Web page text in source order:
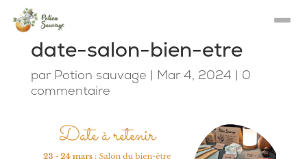
date-salon-bien-etre
par Potion sauvage | Mar 4, 2024 | 0
commentaire